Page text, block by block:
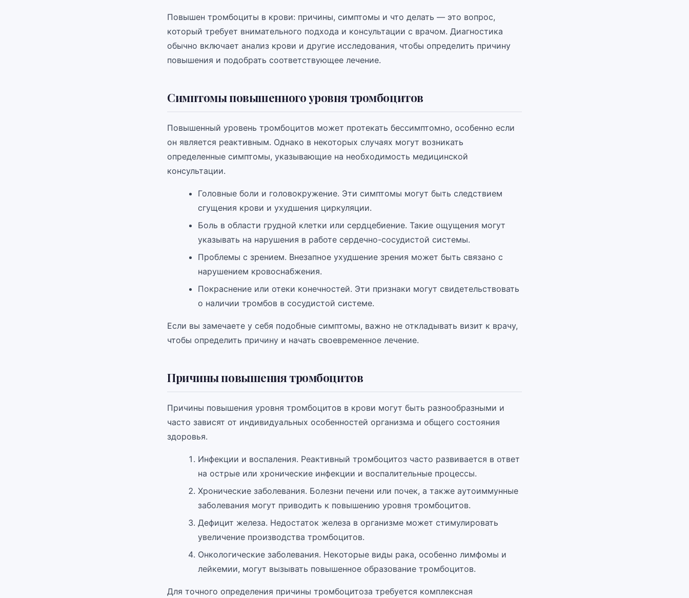
Повышен тромбоциты в крови: причины, симптомы и что делать — это вопрос,
который требует внимательного подхода и консультации с врачом. Диагностика
обычно включает анализ крови и другие исследования, чтобы определить причину
повышения и подобрать соответствующее лечение.
Симптомы повышенного уровня тромбоцитов
Повышенный уровень тромбоцитов может протекать бессимптомно, особенно если
он является реактивным. Однако в некоторых случаях могут возникать
определенные симптомы, указывающие на необходимость медицинской
консультации.
Головные боли и головокружение. Эти симптомы могут быть следствием
сгущения крови и ухудшения циркуляции.
Боль в области грудной клетки или сердцебиение. Такие ощущения могут
указывать на нарушения в работе сердечно-сосудистой системы.
Проблемы с зрением. Внезапное ухудшение зрения может быть связано с
нарушением кровоснабжения.
Покраснение или отеки конечностей. Эти признаки могут свидетельствовать
о наличии тромбов в сосудистой системе.
Если вы замечаете у себя подобные симптомы, важно не откладывать визит к врачу,
чтобы определить причину и начать своевременное лечение.
Причины повышения тромбоцитов
Причины повышения уровня тромбоцитов в крови могут быть разнообразными и
часто зависят от индивидуальных особенностей организма и общего состояния
здоровья.
Инфекции и воспаления. Реактивный тромбоцитоз часто развивается в ответ
на острые или хронические инфекции и воспалительные процессы.
Хронические заболевания. Болезни печени или почек, а также аутоиммунные
заболевания могут приводить к повышению уровня тромбоцитов.
Дефицит железа. Недостаток железа в организме может стимулировать
увеличение производства тромбоцитов.
Онкологические заболевания. Некоторые виды рака, особенно лимфомы и
лейкемии, могут вызывать повышенное образование тромбоцитов.
Для точного определения причины тромбоцитоза требуется комплексная